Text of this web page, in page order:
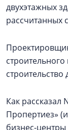
двухэтажных
рассчитанных
строительство
Как рассказал
Пропертиез»
бизнес-центры